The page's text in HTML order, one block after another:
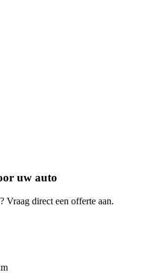
uw auto
direct een offerte aan.